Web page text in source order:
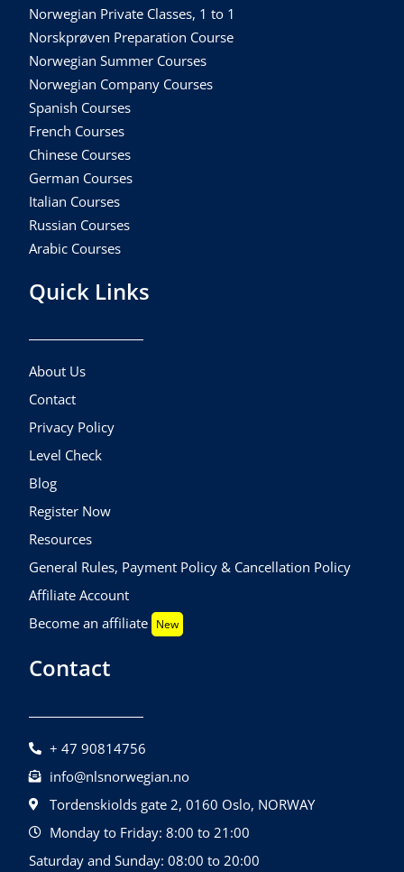
Norwegian Private Classes, 1 to 1
Norskprøven Preparation Course
Norwegian Summer Courses
Norwegian Company Courses
Spanish Courses
French Courses
Chinese Courses
German Courses
Italian Courses
Russian Courses
Arabic Courses
Quick Links
About Us
Contact
Privacy Policy
Level Check
Blog
Register Now
Resources
General Rules, Payment Policy & Cancellation Policy
Affiliate Account
Become an affiliate New
Contact
+ 47 90814756
info@nlsnorwegian.no
Tordenskiolds gate 2, 0160 Oslo, NORWAY
Monday to Friday: 8:00 to 21:00
Saturday and Sunday: 08:00 to 20:00